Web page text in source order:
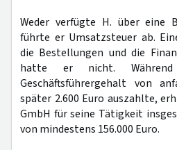
Weder verfügte H. über eine
führte er Umsatzsteuer ab.
die Bestellungen und die
hatte er nicht.
Geschäftsführergehalt von
später 2.600 Euro auszahlte,
GmbH für seine Tätigkeit
von mindestens 156.000 Euro.